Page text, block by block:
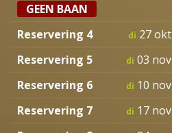
GEEN BAAN
Reservering 4
di 27 okt
Reservering 5
di 03 nov
Reservering 6
di 10 nov
Reservering 7
di 17 nov